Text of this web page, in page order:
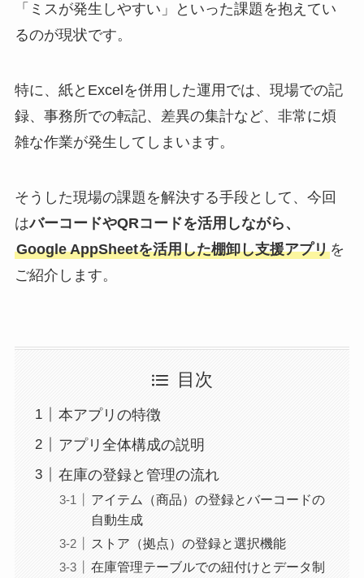
「ミスが発生しやすい」といった課題を抱えてい
るのが現状です。
特に、紙とExcelを併用した運用では、現場での記
録、事務所での転記、差異の集計など、非常に煩
雑な作業が発生してしまいます。
そうした現場の課題を解決する手段として、今回
はバーコードやQRコードを活用しながら、
Google AppSheetを活用した棚卸し支援アプリを
ご紹介します。
目次
本アプリの特徴
アプリ全体構成の説明
在庫の登録と管理の流れ
アイテム（商品）の登録とバーコードの
自動生成
ストア（拠点）の登録と選択機能
在庫管理テーブルでの紐付けとデータ制